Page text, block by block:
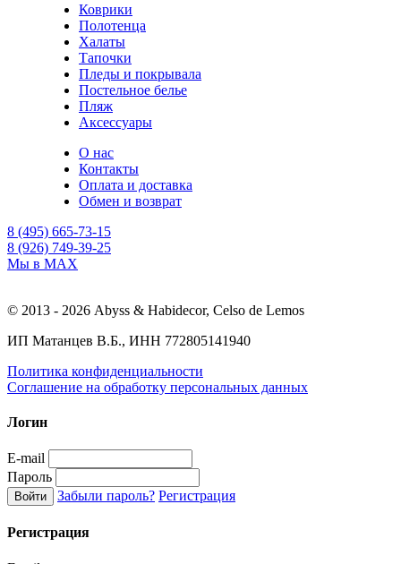
Коврики
Полотенца
Халаты
Тапочки
Пледы и покрывала
Постельное белье
Пляж
Аксессуары
О нас
Контакты
Оплата и доставка
Обмен и возврат
8 (495) 665-73-15
8 (926) 749-39-25
Мы в MAX
© 2013 - 2026 Abyss & Habidecor, Celso de Lemos
ИП Матанцев В.Б., ИНН 772805141940
Политика конфиденциальности
Соглашение на обработку персональных данных
Логин
E-mail
Пароль
Забыли пароль? Регистрация
Регистрация